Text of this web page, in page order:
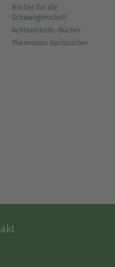
Bücher für die
Schwangerschaft
Achtsamkeits-Bücher
Thermomix Kochbücher